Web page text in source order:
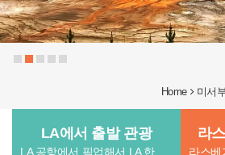
Home 미서
LA에서 출발 관광
LA 공항에서 픽업해서 LA 한인타운 또는 공항에서 종료되는 패키지.
라